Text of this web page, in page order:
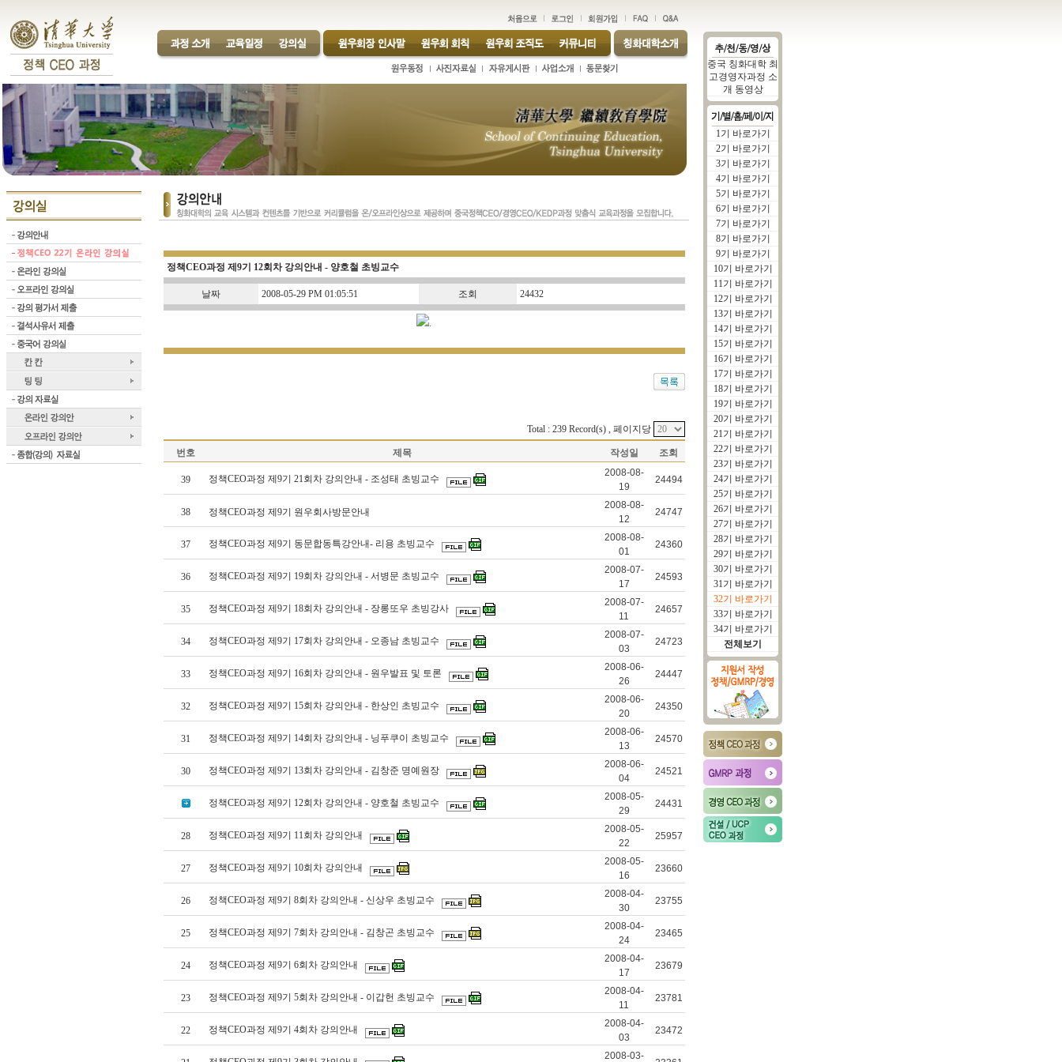
중국 칭화대학 최
고경영자과정 소
개 동영상
1기 바로가기
2기 바로가기
3기 바로가기
4기 바로가기
5기 바로가기
6기 바로가기
7기 바로가기
8기 바로가기
9기 바로가기
10기 바로가기
11기 바로가기
12기 바로가기
13기 바로가기
14기 바로가기
15기 바로가기
16기 바로가기
17기 바로가기
18기 바로가기
19기 바로가기
20기 바로가기
21기 바로가기
22기 바로가기
23기 바로가기
24기 바로가기
25기 바로가기
26기 바로가기
27기 바로가기
28기 바로가기
29기 바로가기
30기 바로가기
31기 바로가기
32기 바로가기
33기 바로가기
34기 바로가기
전체보기
정책CEO과정 제9기 12회차 강의안내 - 양호철 초빙교수
날짜 2008-05-29 PM 01:05:51 조회 24432
.
Total : 239 Record(s) , 페이지당
번호 제목 작성일 조회
39 정책CEO과정 제9기 21회차 강의안내 - 조성태 초빙교수
2008-08-
19
24494
38 정책CEO과정 제9기 원우회사방문안내
2008-08-
12
24747
37 정책CEO과정 제9기 동문합동특강안내- 리용 초빙교수
2008-08-
01
24360
36 정책CEO과정 제9기 19회차 강의안내 - 서병문 초빙교수
2008-07-
17
24593
35 정책CEO과정 제9기 18회차 강의안내 - 장롱또우 초빙강사
2008-07-
11
24657
34 정책CEO과정 제9기 17회차 강의안내 - 오종남 초빙교수
2008-07-
03
24723
33 정책CEO과정 제9기 16회차 강의안내 - 원우발표 및 토론
2008-06-
26
24447
32 정책CEO과정 제9기 15회차 강의안내 - 한상인 초빙교수
2008-06-
20
24350
31 정책CEO과정 제9기 14회차 강의안내 - 닝푸쿠이 초빙교수
2008-06-
13
24570
30 정책CEO과정 제9기 13회차 강의안내 - 김창준 명예원장
2008-06-
04
24521
정책CEO과정 제9기 12회차 강의안내 - 양호철 초빙교수
2008-05-
29
24431
28 정책CEO과정 제9기 11회차 강의안내
2008-05-
22
25957
27 정책CEO과정 제9기 10회차 강의안내
2008-05-
16
23660
26 정책CEO과정 제9기 8회차 강의안내 - 신상우 초빙교수
2008-04-
30
23755
25 정책CEO과정 제9기 7회차 강의안내 - 김창곤 초빙교수
2008-04-
24
23465
24 정책CEO과정 제9기 6회차 강의안내
2008-04-
17
23679
23 정책CEO과정 제9기 5회차 강의안내 - 이갑헌 초빙교수
2008-04-
11
23781
22 정책CEO과정 제9기 4회차 강의안내
2008-04-
03
23472
2008-03-